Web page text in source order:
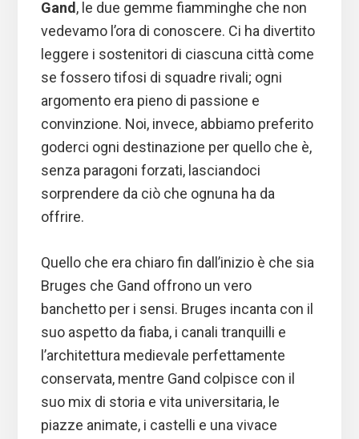
Gand, le due gemme fiamminghe che non
vedevamo l’ora di conoscere. Ci ha divertito
leggere i sostenitori di ciascuna città come
se fossero tifosi di squadre rivali; ogni
argomento era pieno di passione e
convinzione. Noi, invece, abbiamo preferito
goderci ogni destinazione per quello che è,
senza paragoni forzati, lasciandoci
sorprendere da ciò che ognuna ha da
offrire.
Quello che era chiaro fin dall’inizio è che sia
Bruges che Gand offrono un vero
banchetto per i sensi. Bruges incanta con il
suo aspetto da fiaba, i canali tranquilli e
l’architettura medievale perfettamente
conservata, mentre Gand colpisce con il
suo mix di storia e vita universitaria, le
piazze animate, i castelli e una vivace